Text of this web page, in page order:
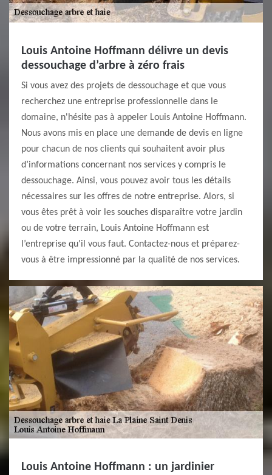
Louis Antoine Hoffmann délivre un devis
dessouchage d’arbre à zéro frais
Si vous avez des projets de dessouchage et que vous
recherchez une entreprise professionnelle dans le
domaine, n'hésite pas à appeler Louis Antoine Hoffmann.
Nous avons mis en place une demande de devis en ligne
pour chacun de nos clients qui souhaitent avoir plus
d’informations concernant nos services y compris le
dessouchage. Ainsi, vous pouvez avoir tous les détails
nécessaires sur les offres de notre entreprise. Alors, si
vous êtes prêt à voir les souches disparaître votre jardin
ou de votre terrain, Louis Antoine Hoffmann est
l’entreprise qu'il vous faut. Contactez-nous et préparez-
vous à être impressionné par la qualité de nos services.
Louis Antoine Hoffmann : un jardinier